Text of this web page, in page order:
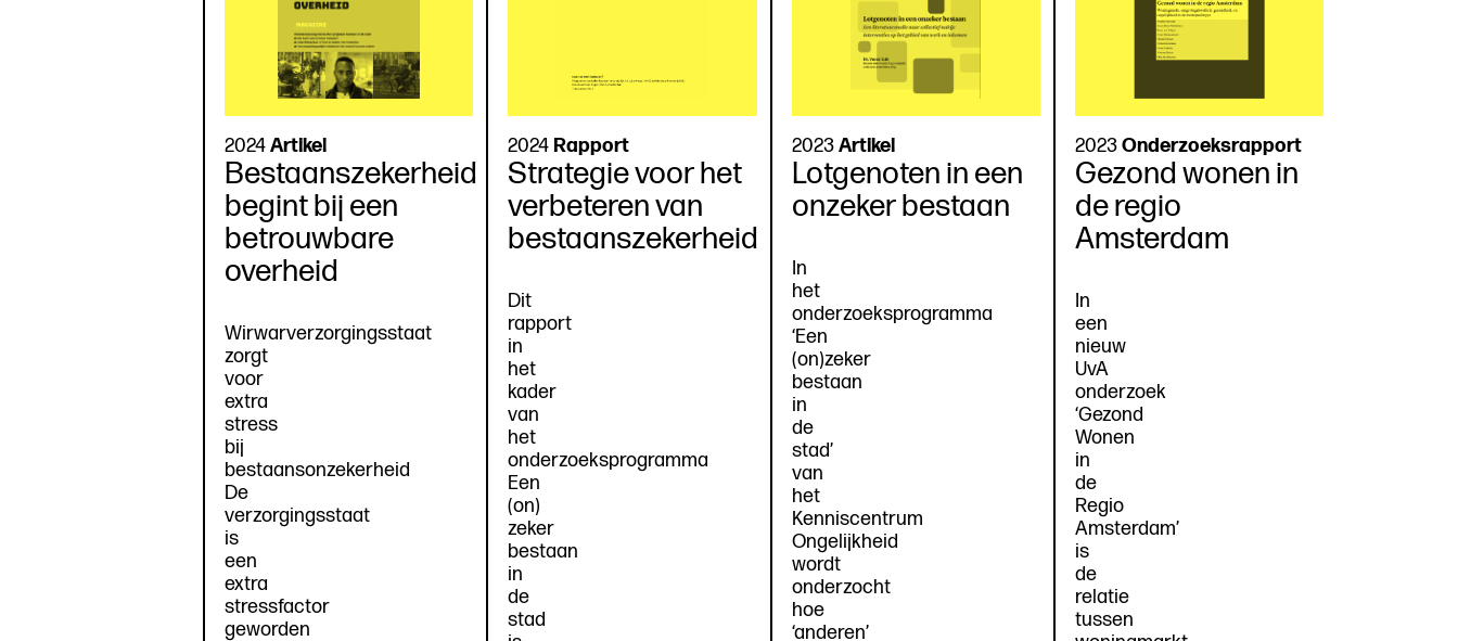
2024Artikel
Bestaanszekerheid
begint bij een
betrouwbare
overheid
Wirwarverzorgingsstaat
zorgt
voor
extra
stress
bij
bestaansonzekerheid
De
verzorgingsstaat
is
een
extra
stressfactor
geworden
2024 Rapport
Strategie voor het
verbeteren van
bestaanszekerheid
Dit
rapport
in
het
kader
van
het
onderzoeksprogramma
Een
(on)
zeker
bestaan
in
de
stad
2023 Artikel
Lotgenoten in een
onzeker bestaan
In
het
onderzoeksprogramma
‘Een
(on)zeker
bestaan
in
de
stad’
van
het
Kenniscentrum
Ongelijkheid
wordt
onderzocht
hoe
‘anderen’
2023 Onderzoeksrapport
Gezond wonen in
de regio
Amsterdam
In
een
nieuw
UvA
onderzoek
‘Gezond
Wonen
in
de
Regio
Amsterdam’
is
de
relatie
tussen